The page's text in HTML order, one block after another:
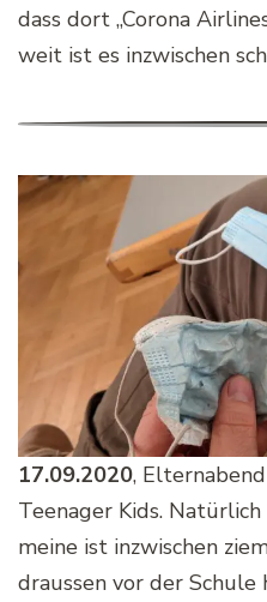
dass dort „Corona
weit ist es inzwischen
17.09.2020,
Teenager Kids.
meine ist inzwischen
draussen vor der